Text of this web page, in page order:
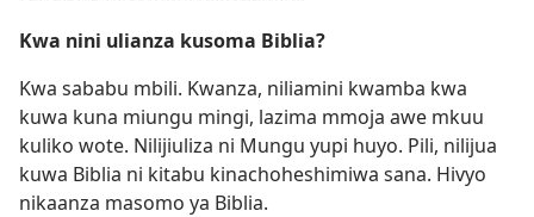
Kwa nini ulianza kusoma Biblia?
Kwa sababu mbili. Kwanza, niliamini kwamba kwa
kuwa kuna miungu mingi, lazima mmoja awe mkuu
kuliko wote. Nilijiuliza ni Mungu yupi huyo. Pili, nilijua
kuwa Biblia ni kitabu kinachoheshimiwa sana. Hivyo
nikaanza masomo ya Biblia.